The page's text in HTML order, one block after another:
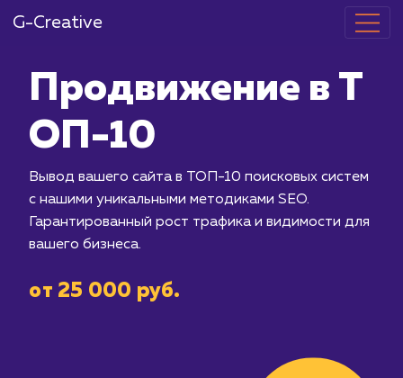
G-Creative
ОП-10
Вывод вашего сайта в ТОП-10
с нашими уникальными методиками
Гарантированный рост трафика и